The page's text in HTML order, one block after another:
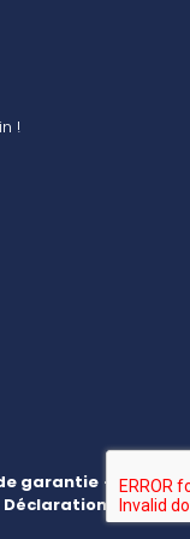
!
garantie -
Déclaration de